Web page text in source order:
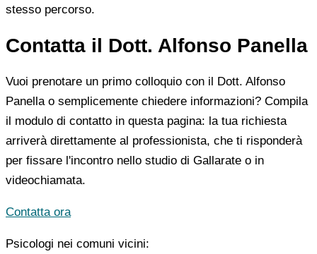
stesso percorso.
Contatta il Dott. Alfonso Panella
Vuoi prenotare un primo colloquio con il Dott. Alfonso
Panella o semplicemente chiedere informazioni? Compila
il modulo di contatto in questa pagina: la tua richiesta
arriverà direttamente al professionista, che ti risponderà
per fissare l'incontro nello studio di Gallarate o in
videochiamata.
Contatta ora
Psicologi nei comuni vicini: